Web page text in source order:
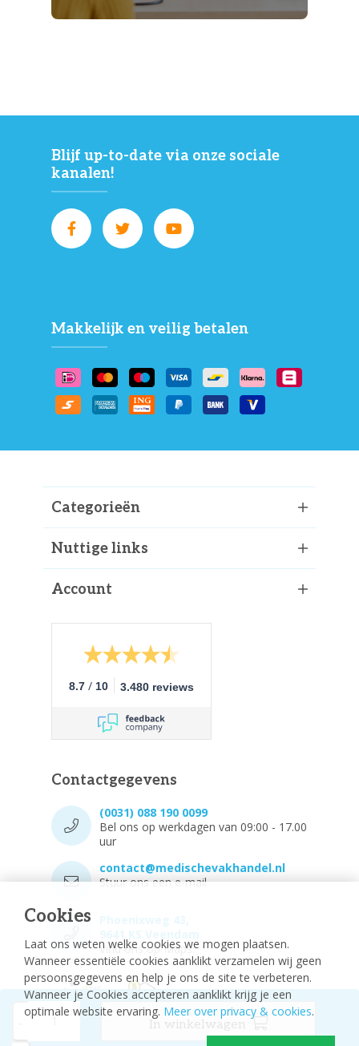
Cookies
Laat ons weten welke cookies we mogen plaatsen.
Wanneer essentiële cookies aanklikt verzamelen wij geen
persoonsgegevens en help je ons de site te verbeteren.
Wanneer je Cookies accepteren aanklikt krijg je een
optimale website ervaring. Meer over privacy & cookies.
Blijf up-to-date via onze sociale
kanalen!
Makkelijk en veilig betalen
Categorieën
Nuttige links
Account
8.7 / 10 3.480 reviews
Contactgegevens
(0031) 088 190 0099
Bel ons op werkdagen van 09:00 - 17.00
uur
contact@medischevakhandel.nl
Stuur ons een e-mail.
Vind ons op Maps.